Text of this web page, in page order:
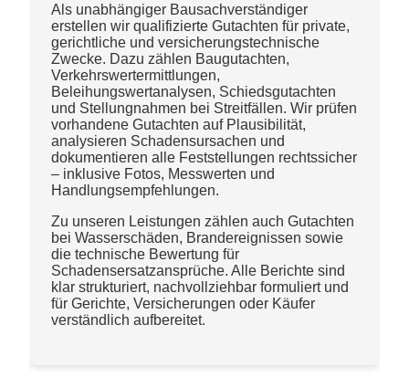
Als unabhängiger Bausachverständiger
erstellen wir qualifizierte Gutachten für private,
gerichtliche und versicherungstechnische
Zwecke. Dazu zählen Baugutachten,
Verkehrswertermittlungen,
Beleihungswertanalysen, Schiedsgutachten
und Stellungnahmen bei Streitfällen. Wir prüfen
vorhandene Gutachten auf Plausibilität,
analysieren Schadensursachen und
dokumentieren alle Feststellungen rechtssicher
– inklusive Fotos, Messwerten und
Handlungsempfehlungen.
Zu unseren Leistungen zählen auch Gutachten
bei Wasserschäden, Brandereignissen sowie
die technische Bewertung für
Schadensersatzansprüche. Alle Berichte sind
klar strukturiert, nachvollziehbar formuliert und
für Gerichte, Versicherungen oder Käufer
verständlich aufbereitet.